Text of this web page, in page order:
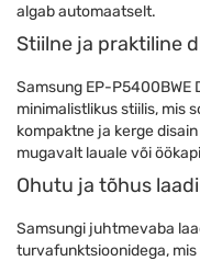
algab automaatselt.
Stiilne ja praktiline
Samsung EP-P5400BWE
minimalistlikus stiilis, mis
kompaktne ja kerge
mugavalt lauale või
Ohutu ja tõhus
Samsungi juhtmevaba
turvafunktsioonidega,